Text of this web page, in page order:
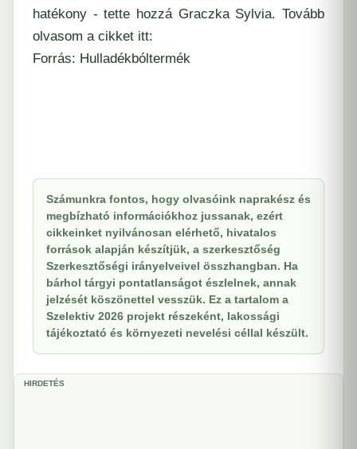
hatékony - tette hozzá Graczka Sylvia. Tovább
olvasom a cikket itt:
Forrás: Hulladékbóltermék
Számunkra fontos, hogy olvasóink naprakész és
megbízható információkhoz jussanak, ezért
cikkeinket nyilvánosan elérhető, hivatalos
források alapján készítjük, a szerkesztőség
Szerkesztőségi irányelveivel összhangban. Ha
bárhol tárgyi pontatlanságot észlelnek, annak
jelzését köszönettel vesszük. Ez a tartalom a
Szelektiv 2026 projekt részeként, lakossági
tájékoztató és környezeti nevelési céllal készült.
HIRDETÉS